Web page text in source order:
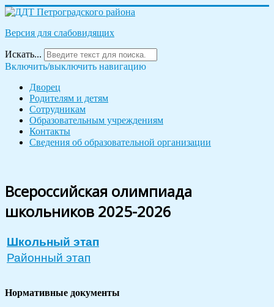
Версия для слабовидящих
Искать...
Включить/выключить навигацию
Дворец
Родителям и детям
Сотрудникам
Образовательным учреждениям
Контакты
Сведения об образовательной организации
Всероссийская олимпиада
школьников 2025-2026
Школьный этап
Районный этап
Нормативные документы